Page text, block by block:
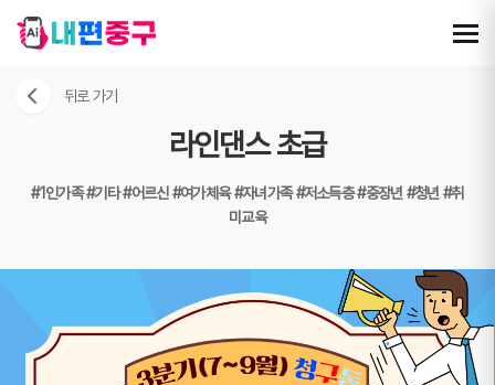
뒤로 가기
라인댄스 초급
#1인가족#기타#어르신#여가체육#자녀가족#저소득층#중장년#청년#취
미교육